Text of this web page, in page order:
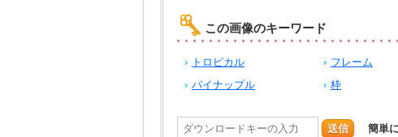
この画像のキーワード
トロピカル フレーム
パイナップル
枠
送信 簡単に